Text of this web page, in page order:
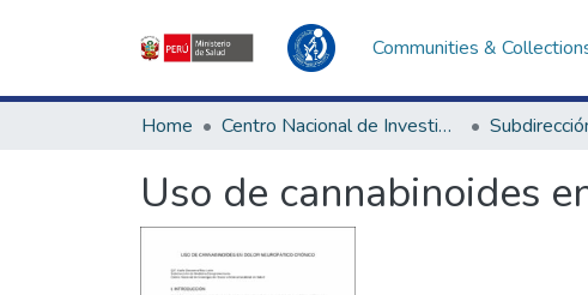
Communities &
Home Centro Nacional de Investigación Social e Interculturalidad en Salud
Uso de cannabinoides